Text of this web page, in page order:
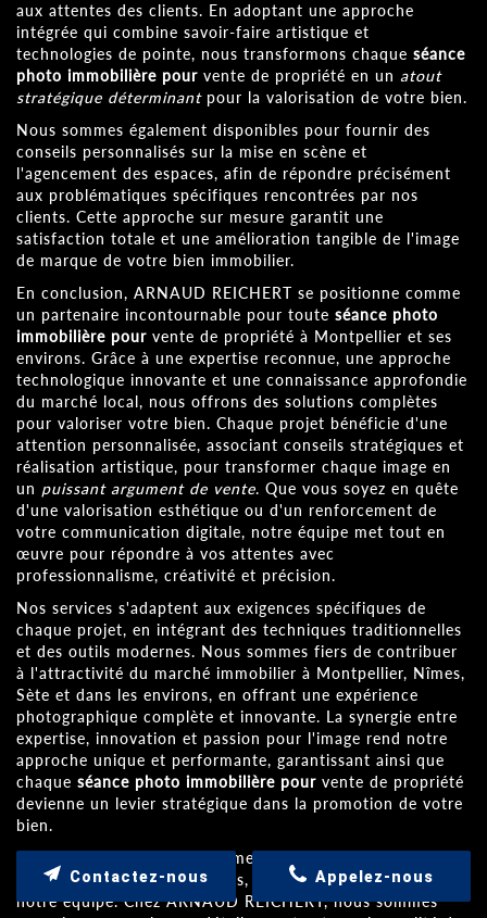
aux attentes des clients. En adoptant une approche
intégrée qui combine savoir-faire artistique et
technologies de pointe, nous transformons chaque séance
photo immobilière pour vente de propriété en un atout
stratégique déterminantpour la valorisation de votre bien.
Nous sommes également disponibles pour fournir des
conseils personnalisés sur la mise en scène et
l'agencement des espaces, afin de répondre précisément
aux problématiques spécifiques rencontrées par nos
clients. Cette approche sur mesure garantit une
satisfaction totale et une amélioration tangible de l'image
de marque de votre bien immobilier.
En conclusion, ARNAUD REICHERT se positionne comme
un partenaire incontournable pour toute séance photo
immobilière pour vente de propriété à Montpellier et ses
environs. Grâce à une expertise reconnue, une approche
technologique innovante et une connaissance approfondie
du marché local, nous offrons des solutions complètes
pour valoriser votre bien. Chaque projet bénéficie d'une
attention personnalisée, associant conseils stratégiques et
réalisation artistique, pour transformer chaque image en
un puissant argument de vente. Que vous soyez en quête
d'une valorisation esthétique ou d'un renforcement de
votre communication digitale, notre équipe met tout en
œuvre pour répondre à vos attentes avec
professionnalisme, créativité et précision.
Nos services s'adaptent aux exigences spécifiques de
chaque projet, en intégrant des techniques traditionnelles
et des outils modernes. Nous sommes fiers de contribuer
à l'attractivité du marché immobilier à Montpellier, Nîmes,
Sète et dans les environs, en offrant une expérience
photographique complète et innovante. La synergie entre
expertise, innovation et passion pour l'image rend notre
approche unique et performante, garantissant ainsi que
chaque séance photo immobilière pour vente de propriété
devienne un levier stratégique dans la promotion de votre
bien.
Pour toute question complémentaire ou pour découvrir
l'ensemble de nos prestations, n'hésitez pas à contacter
notre équipe. Chez ARNAUD REICHERT, nous sommes
Appelez-nous
Contactez-nous